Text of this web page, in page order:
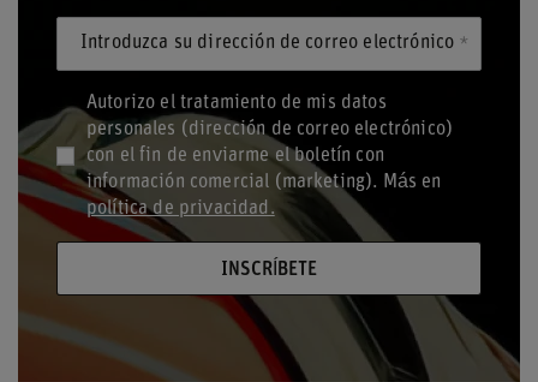
Introduzca su dirección de correo electrónico
Autorizo el tratamiento de mis datos
personales (dirección de correo electrónico)
con el fin de enviarme el boletín con
información comercial (marketing). Más en
política de privacidad.
INSCRÍBETE